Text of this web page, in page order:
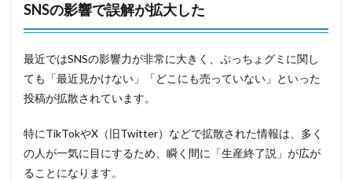
SNSの影響で誤解が拡大した
最近ではSNSの影響力が非常に大きく、ぷっちょグミに関し
ても「最近見かけない」「どこにも売っていない」といった
投稿が拡散されています。
特にTikTokやX（旧Twitter）などで拡散された情報は、多く
の人が一気に目にするため、瞬く間に「生産終了説」が広が
ることになります。